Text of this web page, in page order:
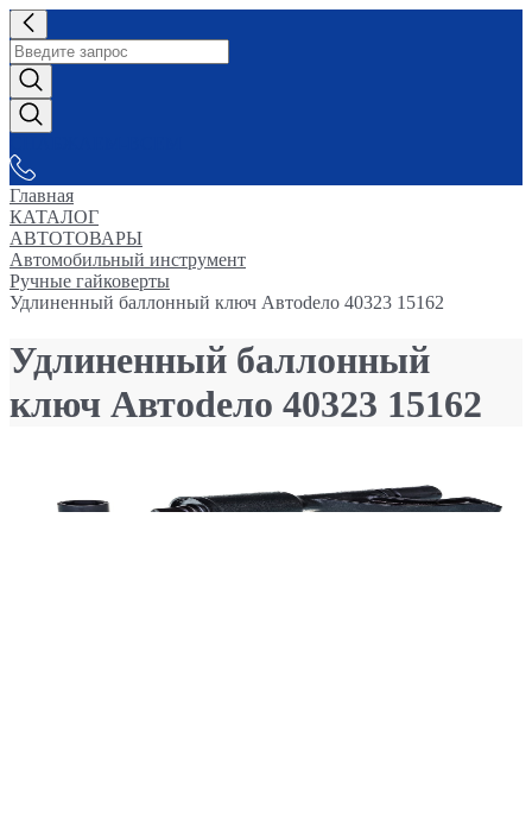
Главная
КАТАЛОГ
АВТОТОВАРЫ
Автомобильный инструмент
Ручные гайковерты
Удлиненный баллонный ключ Автоdело 40323 15162
Удлиненный баллонный
ключ Автоdело 40323 15162